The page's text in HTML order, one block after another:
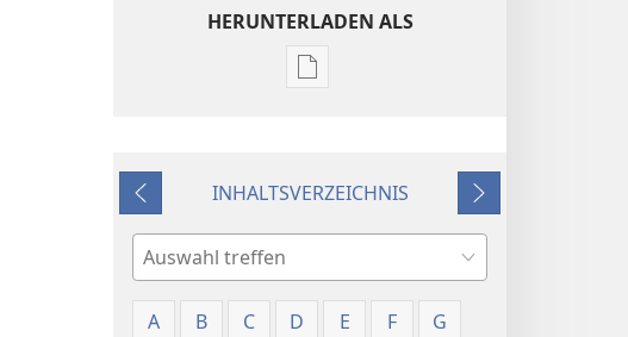
HERUNTERLADEN ALS
Downloadoptionen
Worterklärungen
Zurück
INHALTSVERZEICHNIS
Weiter
Suche
A
B C D E F
G